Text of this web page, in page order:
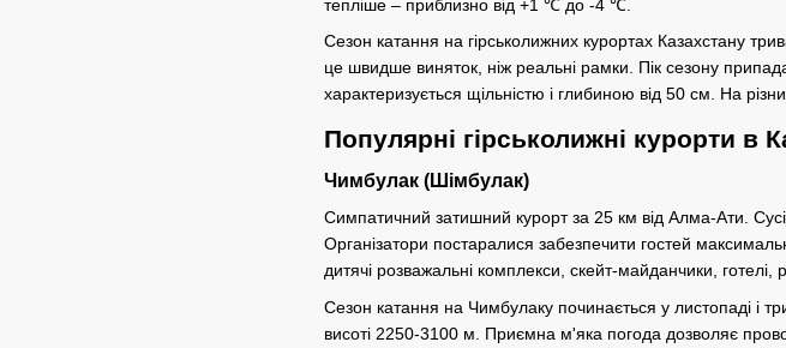
тепліше – приблизно від +1 ℃ до -4 ℃.
Сезон катання на гірськолижних курортах Казахстану
це швидше виняток, ніж реальні рамки. Пік сезону
характеризується щільністю і глибиною від 50 см. На
Популярні гірськолижні курорти в
Чимбулак (Шімбулак)
Симпатичний затишний курорт за 25 км від Алма-Ати.
Організатори постаралися забезпечити гостей
дитячі розважальні комплекси, скейт-майданчики,
Сезон катання на Чимбулаку починається у листопаді і
висоті 2250-3100 м. Приємна м'яка погода дозволяє